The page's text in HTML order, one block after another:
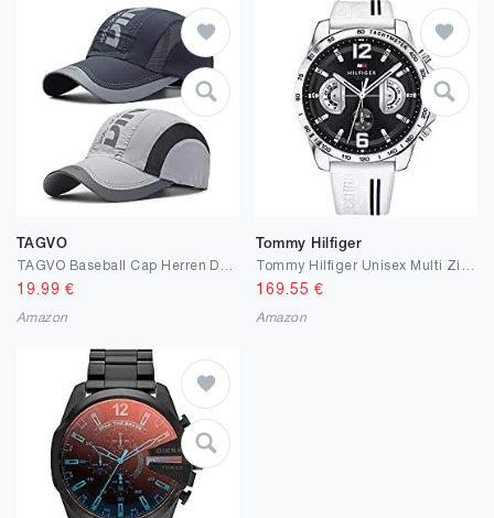
TAGVO
19.99 €
Amazon
Tommy Hilfiger
169.55 €
Amazon